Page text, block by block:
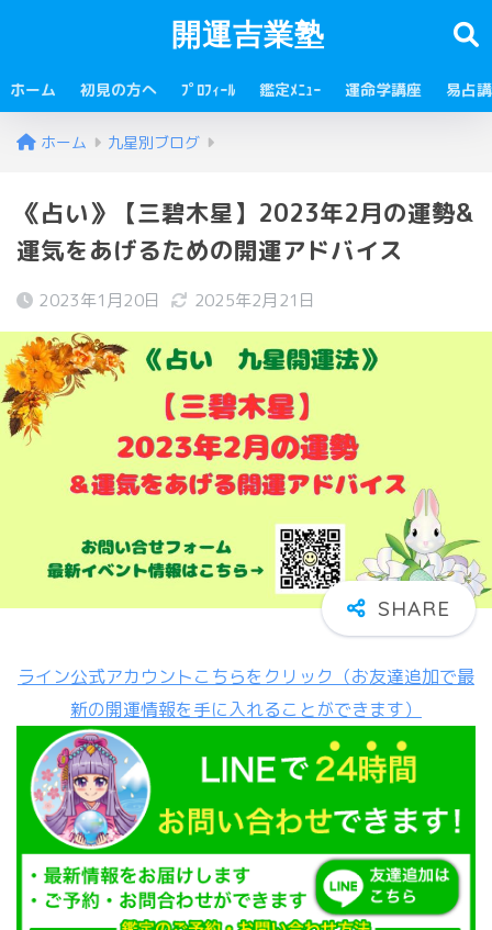
開運吉業塾
ホーム 初見の方へ ﾌﾟﾛﾌｨｰﾙ 鑑定ﾒﾆｭｰ 運命学講座 易占
ホーム 九星別ブログ
《占い》【三碧木星】2023年2月の運勢&
運気をあげるための開運アドバイス
2023年1月20日 2025年2月21日
ライン公式アカウントこちらをクリック（お友達追加で最
新の開運情報を手に入れることができます）